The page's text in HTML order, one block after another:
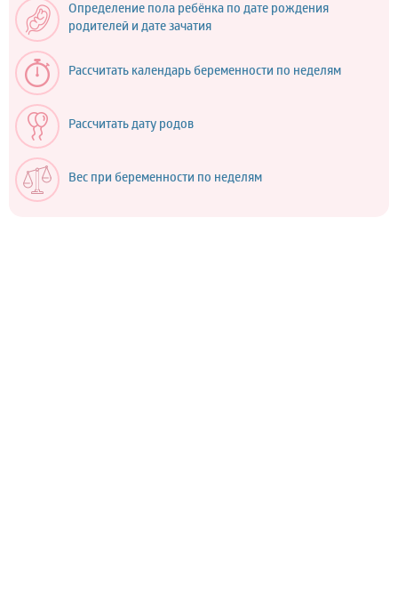
Определение пола ребёнка по дате рождения
родителей и дате зачатия
Рассчитать календарь беременности по неделям
Рассчитать дату родов
Вес при беременности по неделям